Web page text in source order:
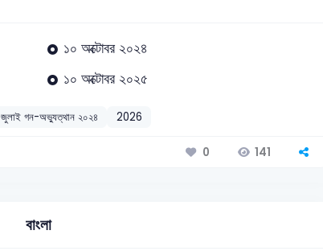
১০ অক্টোবর ২০২৪
১০ অক্টোবর ২০২৫
জুলাই গন-অভ্যুত্থান ২০২৪ 2026
0 141
বাংলা